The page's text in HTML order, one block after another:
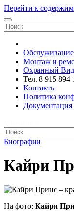
Перейти к
Монтаж и
Охранный
Тел. 8 915 894
Контакты
Политика
Документация
Биографии
Кайри
На фото: Кайри